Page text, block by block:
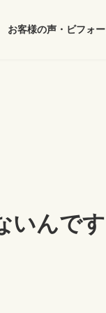
お客様の声・ビフォ
いんです